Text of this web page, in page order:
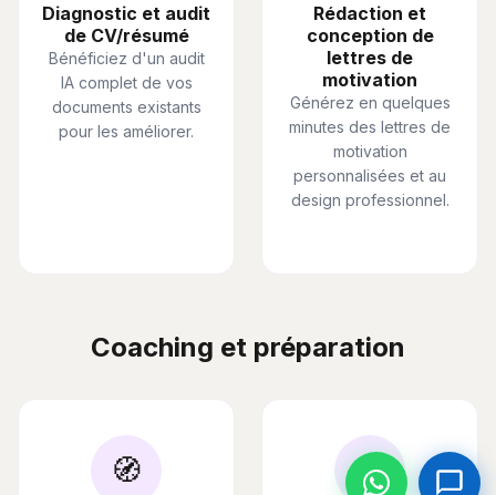
Diagnostic et audit
de CV/résumé
Bénéficiez d'un audit
IA complet de vos
documents existants
pour les améliorer.
Rédaction et
conception de
lettres de
motivation
Générez en quelques
minutes des lettres de
motivation
personnalisées et au
design professionnel.
Coaching et préparation
🧭 📝